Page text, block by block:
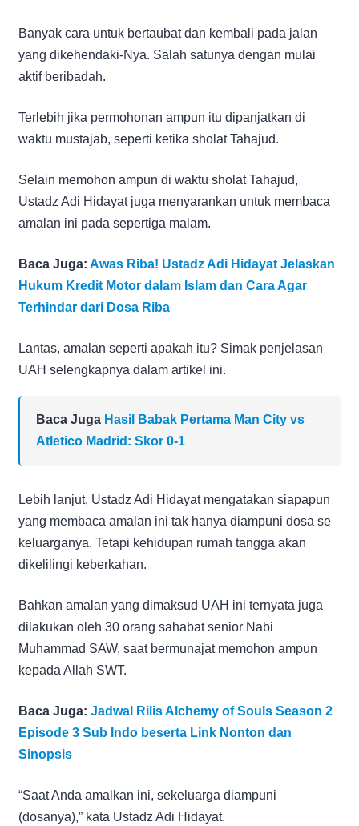
Banyak cara untuk bertaubat dan kembali pada jalan
yang dikehendaki-Nya. Salah satunya dengan mulai
aktif beribadah.
Terlebih jika permohonan ampun itu dipanjatkan di
waktu mustajab, seperti ketika sholat Tahajud.
Selain memohon ampun di waktu sholat Tahajud,
Ustadz Adi Hidayat juga menyarankan untuk membaca
amalan ini pada sepertiga malam.
Baca Juga: Awas Riba! Ustadz Adi Hidayat Jelaskan
Hukum Kredit Motor dalam Islam dan Cara Agar
Terhindar dari Dosa Riba
Lantas, amalan seperti apakah itu? Simak penjelasan
UAH selengkapnya dalam artikel ini.
Baca Juga Hasil Babak Pertama Man City vs
Atletico Madrid: Skor 0-1
Lebih lanjut, Ustadz Adi Hidayat mengatakan siapapun
yang membaca amalan ini tak hanya diampuni dosa se
keluarganya. Tetapi kehidupan rumah tangga akan
dikelilingi keberkahan.
Bahkan amalan yang dimaksud UAH ini ternyata juga
dilakukan oleh 30 orang sahabat senior Nabi
Muhammad SAW, saat bermunajat memohon ampun
kepada Allah SWT.
Baca Juga: Jadwal Rilis Alchemy of Souls Season 2
Episode 3 Sub Indo beserta Link Nonton dan
Sinopsis
“Saat Anda amalkan ini, sekeluarga diampuni
(dosanya),” kata Ustadz Adi Hidayat.